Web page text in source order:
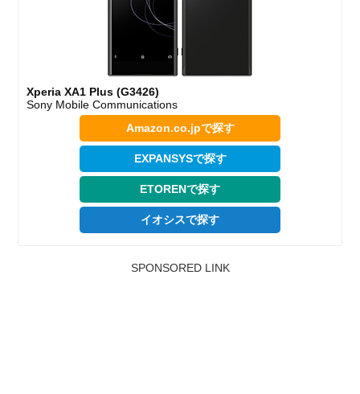
Xperia XA1 Plus (G3426)
Sony Mobile Communications
Amazon.co.jpで探す
EXPANSYSで探す
ETORENで探す
イオシスで探す
SPONSORED LINK